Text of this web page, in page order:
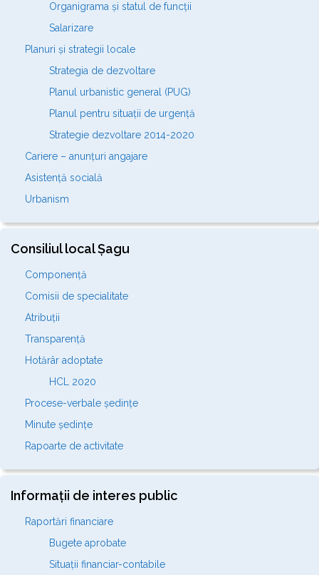
Organigrama și statul de funcții
Salarizare
Planuri și strategii locale
Strategia de dezvoltare
Planul urbanistic general (PUG)
Planul pentru situații de urgență
Strategie dezvoltare 2014-2020
Cariere – anunțuri angajare
Asistență socială
Urbanism
Consiliul local Șagu
Componență
Comisii de specialitate
Atribuții
Transparență
Hotărâr adoptate
HCL 2020
Procese-verbale ședințe
Minute ședințe
Rapoarte de activitate
Informații de interes public
Raportări financiare
Bugete aprobate
Situații financiar-contabile